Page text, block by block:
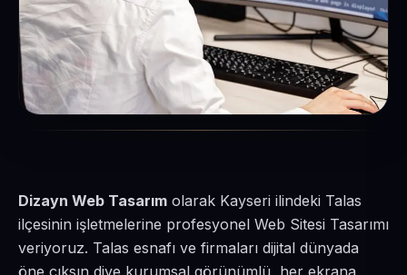
Dizayn Web Tasarım olarak Kayseri ilindeki Talas
ilçesinin işletmelerine profesyonel Web Sitesi Tasarımı
veriyoruz. Talas esnafı ve firmaları dijital dünyada
öne çıksın diye kurumsal görünümlü, her ekrana